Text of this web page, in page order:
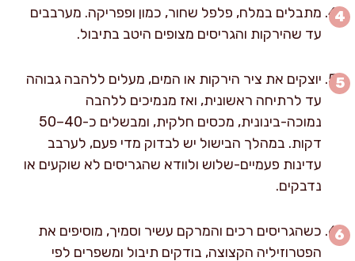
מתבלים במלח, פלפל שחור, כמון ופפריקה. מערבבים
עד שהירקות והגריסים מצופים היטב בתיבול.
יוצקים את ציר הירקות או המים, מעלים ללהבה גבוהה
עד לרתיחה ראשונית, ואז מנמיכים ללהבה
נמוכה-בינונית, מכסים חלקית, ומבשלים כ-40–50
דקות. במהלך הבישול יש לבדוק מדי פעם, לערבב
עדינות פעמיים-שלוש ולוודא שהגריסים לא שוקעים או
נדבקים.
כשהגריסים רכים והמרקם עשיר וסמיך, מוסיפים את
הפטרוזיליה הקצוצה, בודקים תיבול ומשפרים לפי